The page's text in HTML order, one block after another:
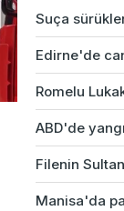
Suça
Edirne'de
Romelu
ABD'de
Filenin
Manisa'da